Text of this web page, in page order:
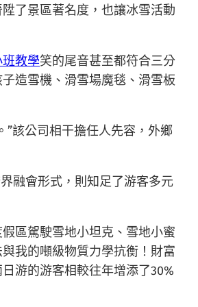
了景區著名度，也讓冰雪活動
教學笑的尾音甚至都符合三分
造雪機、滑雪場魔毯、滑雪板
該公司相干擔任人先容，外鄉
融會形式，則知足了游客多元
區駕駛雪地小坦克、雪地小蜜
我的噸級物質力學抗衡！財富
游的游客相較往年增添了30%